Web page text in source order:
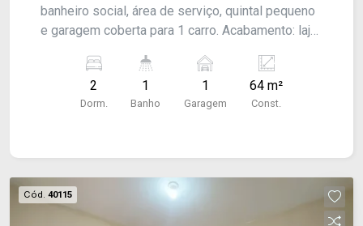
banheiro social, área de serviço, quintal pequeno
e garagem coberta para 1 carro. Acabamento: laje,
azulejados até o teto.
2
Dorm.
1
Banho
1
Garagem
64 m²
Const.
Cód. 40115